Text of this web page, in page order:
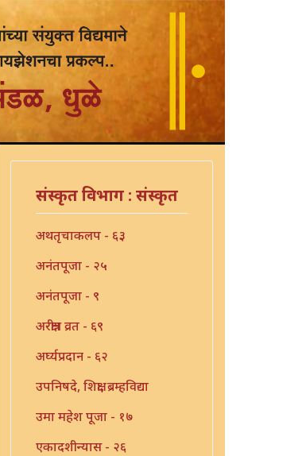
संस्कृत विभाग : संस्कृत
अथतृचाकलप - ६३
अनंतपूजा - २५
अनंतपूजा - ९
अरक्षीत्र व्रत - ६९
अर्घ्यप्रदान - ६२
उपनिषदे, शिक्षा, ब्रम्हविद्या
उमा महेश पूजा - १७
एकादशीन्यास - २६